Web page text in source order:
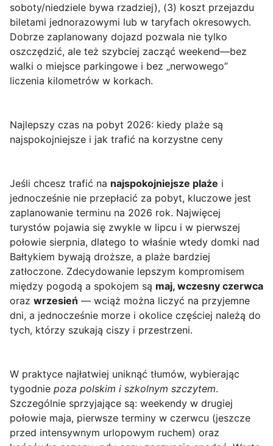
soboty/niedziele bywa rzadziej), (3) koszt przejazdu
biletami jednorazowymi lub w taryfach okresowych.
Dobrze zaplanowany dojazd pozwala nie tylko
oszczędzić, ale też szybciej zacząć weekend—bez
walki o miejsce parkingowe i bez „nerwowego”
liczenia kilometrów w korkach.
Najlepszy czas na pobyt 2026: kiedy plaże są
najspokojniejsze i jak trafić na korzystne ceny
Jeśli chcesz trafić na najspokojniejsze plaże i
jednocześnie nie przepłacić za pobyt, kluczowe jest
zaplanowanie terminu na 2026 rok. Najwięcej
turystów pojawia się zwykle w lipcu i w pierwszej
połowie sierpnia, dlatego to właśnie wtedy domki nad
Bałtykiem bywają droższe, a plaże bardziej
zatłoczone. Zdecydowanie lepszym kompromisem
między pogodą a spokojem są maj, wczesny czerwca
oraz wrzesień — wciąż można liczyć na przyjemne
dni, a jednocześnie morze i okolice częściej należą do
tych, którzy szukają ciszy i przestrzeni.
W praktyce najłatwiej uniknąć tłumów, wybierając
tygodnie poza polskim i szkolnym szczytem.
Szczególnie sprzyjające są: weekendy w drugiej
połowie maja, pierwsze terminy w czerwcu (jeszcze
przed intensywnym urlopowym ruchem) oraz